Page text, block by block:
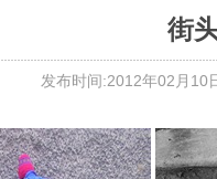
街
发布时间:2012年02月10